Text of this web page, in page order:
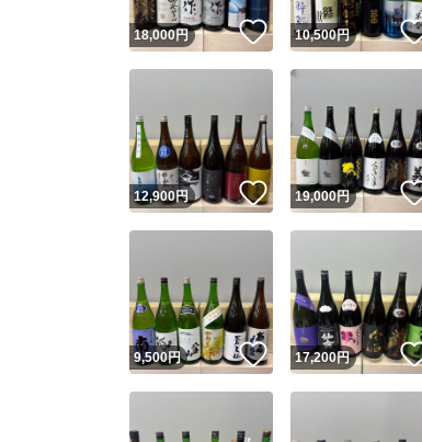
18,000円 いいね！
10,500円
12,900円 いいね！
19,000円
9,500円 いいね！
17,200円